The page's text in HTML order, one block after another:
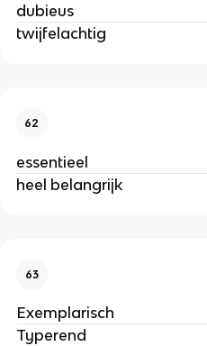
dubieus
twijfelachtig
62
essentieel
heel belangrijk
63
Exemplarisch
Typerend